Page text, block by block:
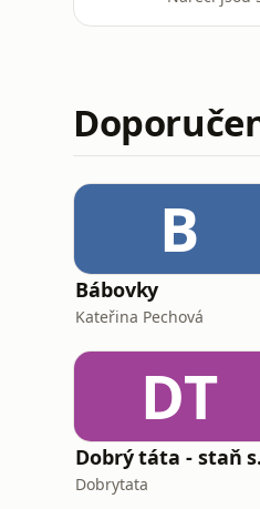
B
Bábovky
Kateřina Pechová
DT
Dobrytata